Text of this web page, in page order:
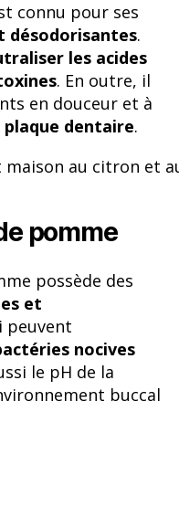
connu pour ses
.
les acides
. En outre, il
en douceur et à
dentaire.
pomme
possède des
et
peuvent
nocives
le pH de la
buccal